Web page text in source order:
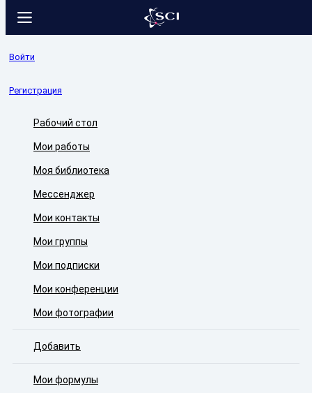
Войти
Регистрация
Рабочий стол
Мои работы
Моя библиотека
Мессенджер
Мои контакты
Мои группы
Мои подписки
Мои конференции
Мои фотографии
Добавить
Мои формулы